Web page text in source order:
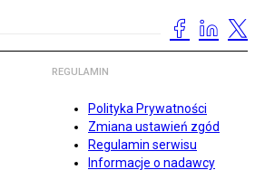
REGULAMIN
Polityka Prywatności
Zmiana ustawień zgód
Regulamin serwisu
Informacje o nadawcy